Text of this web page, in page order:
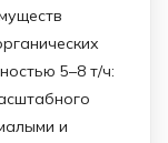
5–8 т/ч:
и